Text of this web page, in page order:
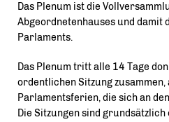
Das Plenum ist die
Abgeordnetenhauses und damit
Parlaments.
Das Plenum tritt alle 14 Tage
ordentlichen Sitzung zusammen,
Parlamentsferien, die sich an
Die Sitzungen sind